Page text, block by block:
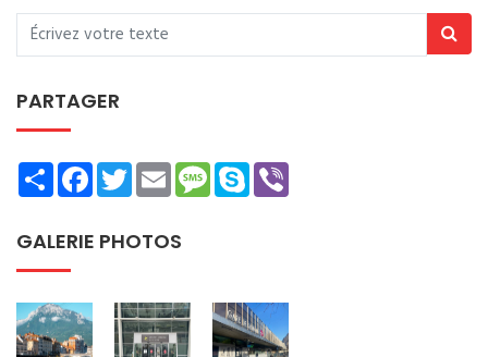
PARTAGER
ShareFacebookTwitterEmailMessage
Skype
GALERIE PHOTOS